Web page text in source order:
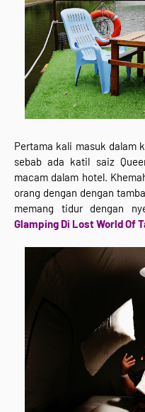
Pertama kali masuk dalam
sebab ada katil saiz
macam dalam hotel.
orang dengan dengan
memang tidur dengan
Glamping Di Lost World Of